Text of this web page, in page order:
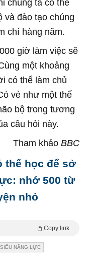
chúng ta có thể
và đào tạo chúng
chí hàng năm.
giờ làm việc sẽ
một khoảng
có thể làm chủ
vẻ như một thế
bộ trong tương
câu hỏi này.
Tham khảo BBC
thể học để sở
nhớ 500 từ
nhỏ
Copy link
SIÊU NĂNG LỰC